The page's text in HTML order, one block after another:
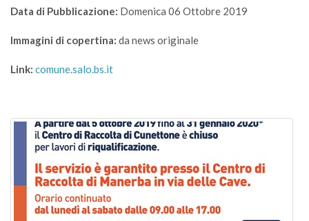
Data di Pubblicazione: Domenica 06 Ottobre 2019
Immagini di copertina: da news originale
Link: comune.salo.bs.it